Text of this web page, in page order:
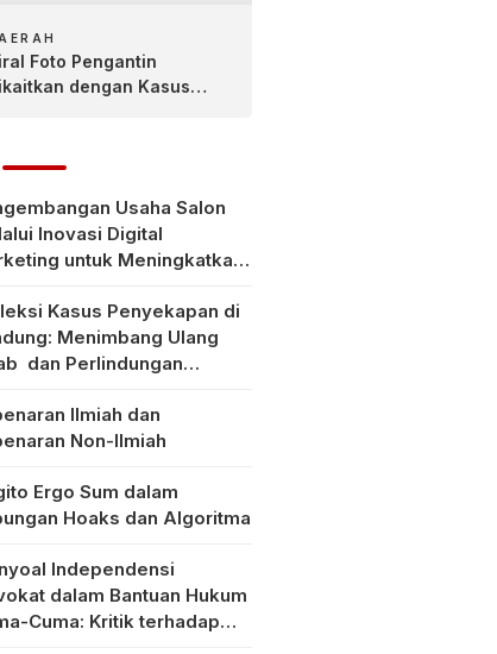
Foto Pengantin
dengan Kasus
Usaha Salon
Inovasi Digital
untuk Meningkatkan
Mitra, Selong Lombok
Kasus Penyekapan di
Menimbang Ulang
dan Perlindungan
Ilmiah dan
Non-Ilmiah
Ergo Sum dalam
Hoaks dan Algoritma
Independensi
dalam Bantuan Hukum
Cuma: Kritik terhadap